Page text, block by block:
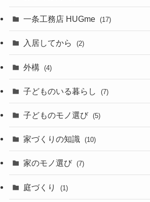
一条工務店 HUGme (17)
入居してから (2)
外構 (4)
子どものいる暮らし (7)
子どものモノ選び (5)
家づくりの知識 (10)
家のモノ選び (7)
庭づくり (1)